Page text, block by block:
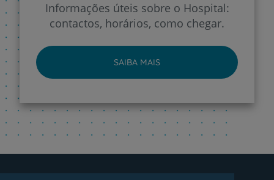
Informações úteis sobre o Hospital:
contactos, horários, como chegar.
SAIBA MAIS